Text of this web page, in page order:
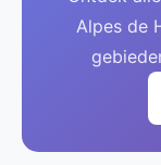
Alpes de